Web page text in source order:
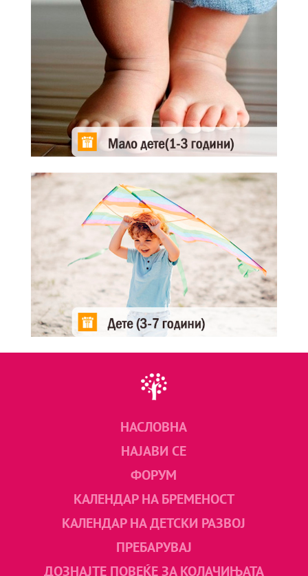
НАСЛОВНА
НАЈАВИ СЕ
ФОРУМ
КАЛЕНДАР НА БРЕМЕНОСТ
КАЛЕНДАР НА ДЕТСКИ РАЗВОЈ
ПРЕБАРУВАЈ
ДОЗНАЈТЕ ПОВЕЌЕ ЗА КОЛАЧИЊАТА